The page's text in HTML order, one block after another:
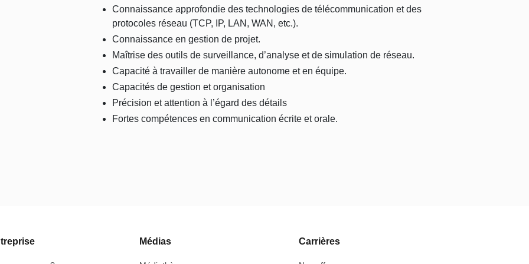
Connaissance approfondie des technologies de télécommunication et des
protocoles réseau (TCP, IP, LAN, WAN, etc.).
Connaissance en gestion de projet.
Maîtrise des outils de surveillance, d’analyse et de simulation de réseau.
Capacité à travailler de manière autonome et en équipe.
Capacités de gestion et organisation
Précision et attention à l’égard des détails
Fortes compétences en communication écrite et orale.
Médias Carrières